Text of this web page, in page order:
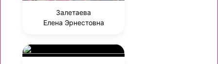
Залетаева
Елена Эрнестовна